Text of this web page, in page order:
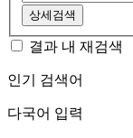
상세검색
결과 내 재검색
인기 검색어
다국어 입력